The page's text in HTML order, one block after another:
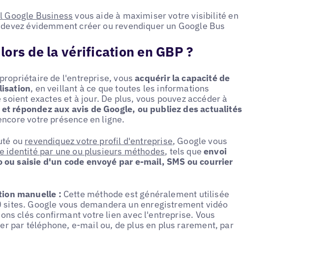
Business vous aide à maximiser votre visibilité en
évidemment créer ou revendiquer un Google Bus
de la vérification en GBP ?
de l'entreprise, vous acquérir la capacité de
, en veillant à ce que toutes les informations
exactes et à jour. De plus, vous pouvez accéder à
répondez aux avis de Google, ou publiez des actualités
votre présence en ligne.
ou revendiquez votre profil d'entreprise, Google vous
identité par une ou plusieurs méthodes, tels queenvoi
saisie d'un code envoyé par e-mail, SMS ou courrier
manuelle : Cette méthode est généralement utilisée
Google vous demandera un enregistrement vidéo
clés confirmant votre lien avec l'entreprise. Vous
par téléphone, e-mail ou, de plus en plus rarement, par